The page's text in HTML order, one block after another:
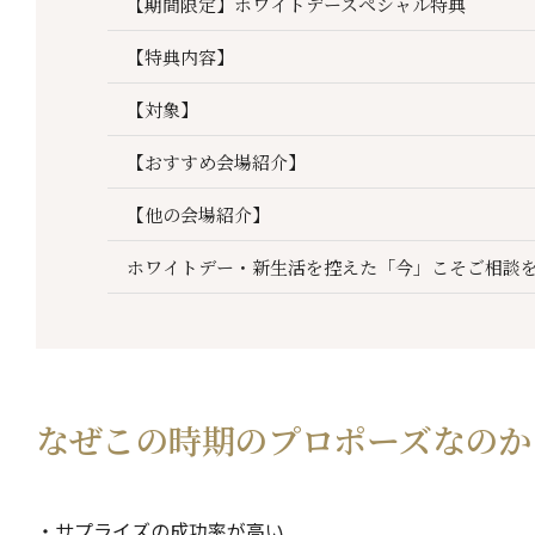
【特典内容】
【対象】
【おすすめ会場紹介】
【他の会場紹介】
ホワイトデー・新生活を控えた「今」こそご相談
なぜこの時期のプロポーズなの